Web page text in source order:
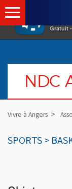
×
Gratuit
NDC
Vivre à Angers
SPORTS >